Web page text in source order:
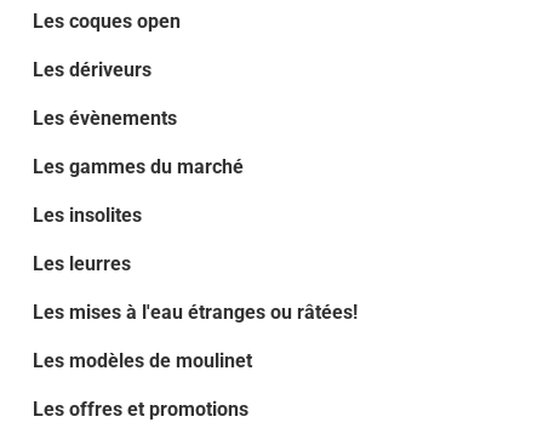
Les coques open
Les dériveurs
Les évènements
Les gammes du marché
Les insolites
Les leurres
Les mises à l'eau étranges ou râtées!
Les modèles de moulinet
Les offres et promotions